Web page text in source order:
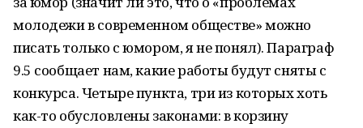
молодежи в современном обществе» можно
писать только с юмором, я не понял). Параграф
9.5 сообщает нам, какие работы будут сняты с
конкурса. Четыре пункта, три из которых хоть
как-то обусловлены законами: в корзину